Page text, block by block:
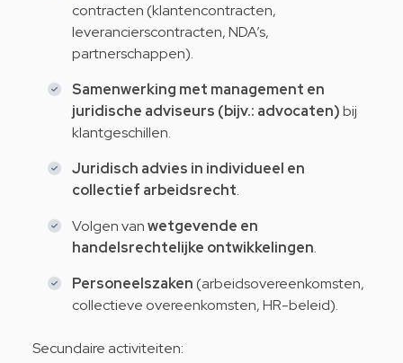
contracten (klantencontracten,
leverancierscontracten, NDA’s,
partnerschappen).
Samenwerking met management en
juridische adviseurs (bijv.: advocaten)bij
klantgeschillen.
Juridisch advies in individueel en
collectief arbeidsrecht.
Volgen vanwetgevende en
handelsrechtelijke ontwikkelingen.
Personeelszaken(arbeidsovereenkomsten,
collectieve overeenkomsten, HR-beleid).
Secundaire activiteiten: